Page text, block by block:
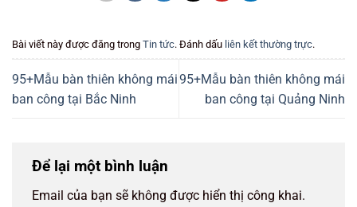
Bài viết này được đăng trong Tin tức. Đánh dấu liên kết thường trực.
95+Mẫu bàn thiên không mái
ban công tại Bắc Ninh
95+Mẫu bàn thiên không mái
ban công tại Quảng Ninh
Để lại một bình luận
Email của bạn sẽ không được hiển thị công khai.